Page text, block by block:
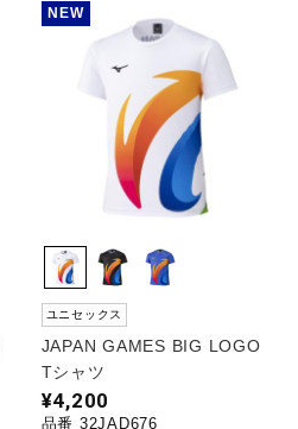
NEW
ユニセックス
JAPAN GAMES BIG LOGO
Tシャツ
¥4,200
品番 32JAD676